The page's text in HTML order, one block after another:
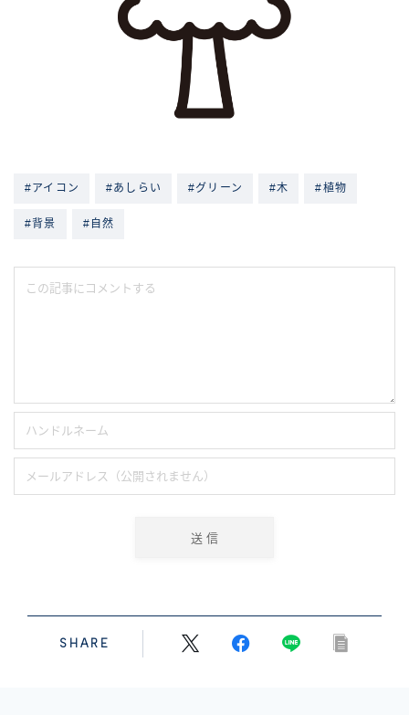
#アイコン #あしらい #グリーン #木 #植物
#背景 #自然
SHARE